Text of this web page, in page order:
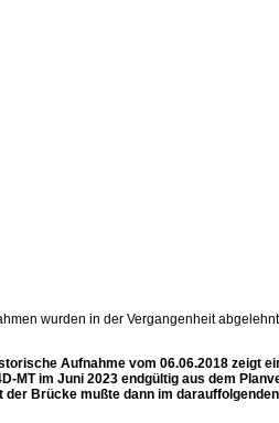
wurden in der Vergangenheit
Aufnahme vom 06.06.2018 zeigt
MT im Juni 2023 endgültig aus dem
der Brücke mußte dann im